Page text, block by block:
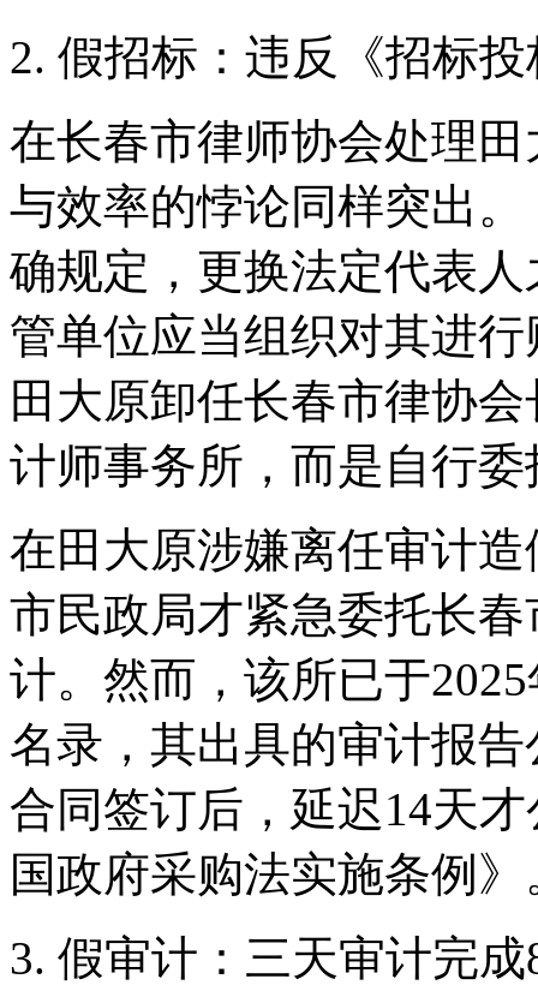
2. 假招标：违反《招标
在长春市律师协会处理
与效率的悖论同样突出
确规定，更换法定代表
管单位应当组织对其进
田大原卸任长春市律协
计师事务所，而是自行
在田大原涉嫌离任审计
市民政局才紧急委托长
计。然而，该所已于
名录，其出具的审计报
合同签订后，延迟14天
国政府采购法实施条例》
3. 假审计：三天审计完